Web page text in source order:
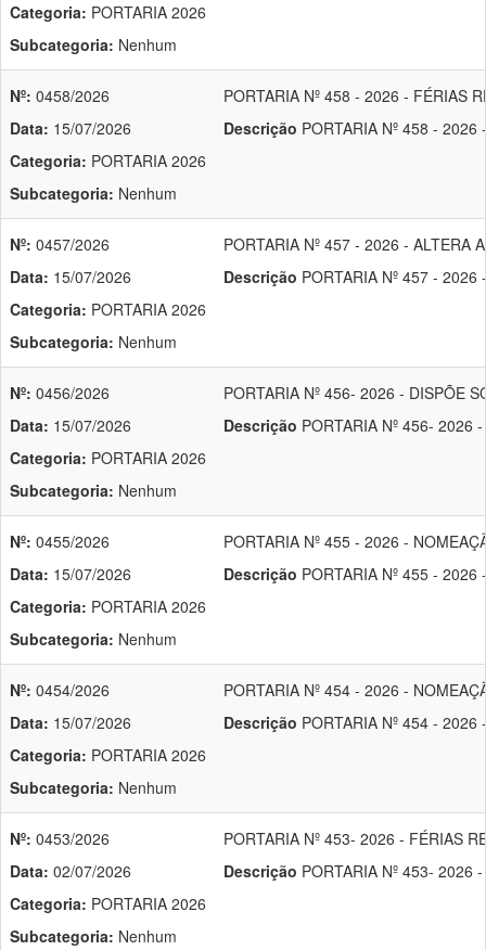
Categoria: PORTARIA 2026
Subcategoria: Nenhum
Nº: 0458/2026
Data: 15/07/2026
Categoria: PORTARIA 2026
Subcategoria: Nenhum
PORTARIA Nº 458 - 2026 - FÉRIAS
Descrição PORTARIA Nº 458 -
Nº: 0457/2026
Data: 15/07/2026
Categoria: PORTARIA 2026
Subcategoria: Nenhum
PORTARIA Nº 457 - 2026 - ALTERA
Descrição PORTARIA Nº 457 - 2026
Nº: 0456/2026
Data: 15/07/2026
Categoria: PORTARIA 2026
Subcategoria: Nenhum
PORTARIA Nº 456- 2026 - DISPÕE
Descrição PORTARIA Nº 456- 2026
Nº: 0455/2026
Data: 15/07/2026
Categoria: PORTARIA 2026
Subcategoria: Nenhum
PORTARIA Nº 455 - 2026 -
Descrição PORTARIA Nº 455 - 2026
Nº: 0454/2026
Data: 15/07/2026
Categoria: PORTARIA 2026
Subcategoria: Nenhum
PORTARIA Nº 454 - 2026 -
Descrição PORTARIA Nº 454 -
Nº: 0453/2026
Data: 02/07/2026
Categoria: PORTARIA 2026
Subcategoria: Nenhum
PORTARIA Nº 453- 2026 - FÉRIAS
Descrição PORTARIA Nº 453- 2026